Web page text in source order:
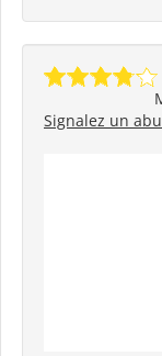
Signalez un